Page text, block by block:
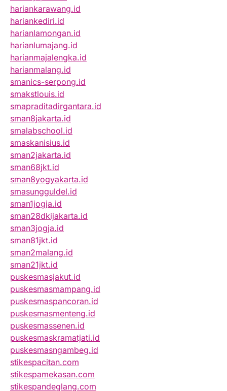
hariankarawang.id
hariankediri.id
harianlamongan.id
harianlumajang.id
harianmajalengka.id
harianmalang.id
smanics-serpong.id
smakstlouis.id
smapraditadirgantara.id
sman8jakarta.id
smalabschool.id
smaskanisius.id
sman2jakarta.id
sman68jkt.id
sman8yogyakarta.id
smasungguldel.id
sman1jogja.id
sman28dkijakarta.id
sman3jogja.id
sman81jkt.id
sman2malang.id
sman21jkt.id
puskesmasjakut.id
puskesmasmampang.id
puskesmaspancoran.id
puskesmasmenteng.id
puskesmassenen.id
puskesmaskramatjati.id
puskesmasngambeg.id
stikespacitan.com
stikespamekasan.com
stikespandeglang.com